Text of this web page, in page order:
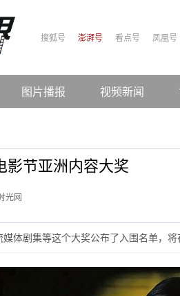
搜狐号 澎湃号 看点号 凤凰号
图片播报 视频新闻
影节亚洲内容大奖
光网
体剧集等这个大奖公布了入围名单，